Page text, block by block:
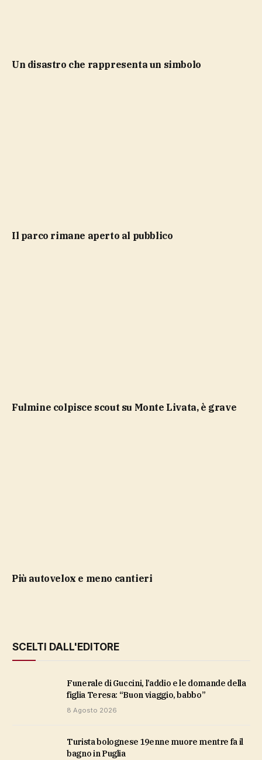
Un disastro che rappresenta un simbolo
Il parco rimane aperto al pubblico
Fulmine colpisce scout su Monte Livata, è grave
più autovelox e meno cantieri
SCELTI DALL'EDITORE
Funerale di Guccini, l’addio e le domande della
figlia Teresa: “Buon viaggio, babbo”
8 Agosto 2026
Turista bolognese 19enne muore mentre fa il
bagno in Puglia